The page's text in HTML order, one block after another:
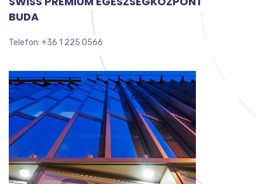
BUDA
Telefon: +36 1 225 0566